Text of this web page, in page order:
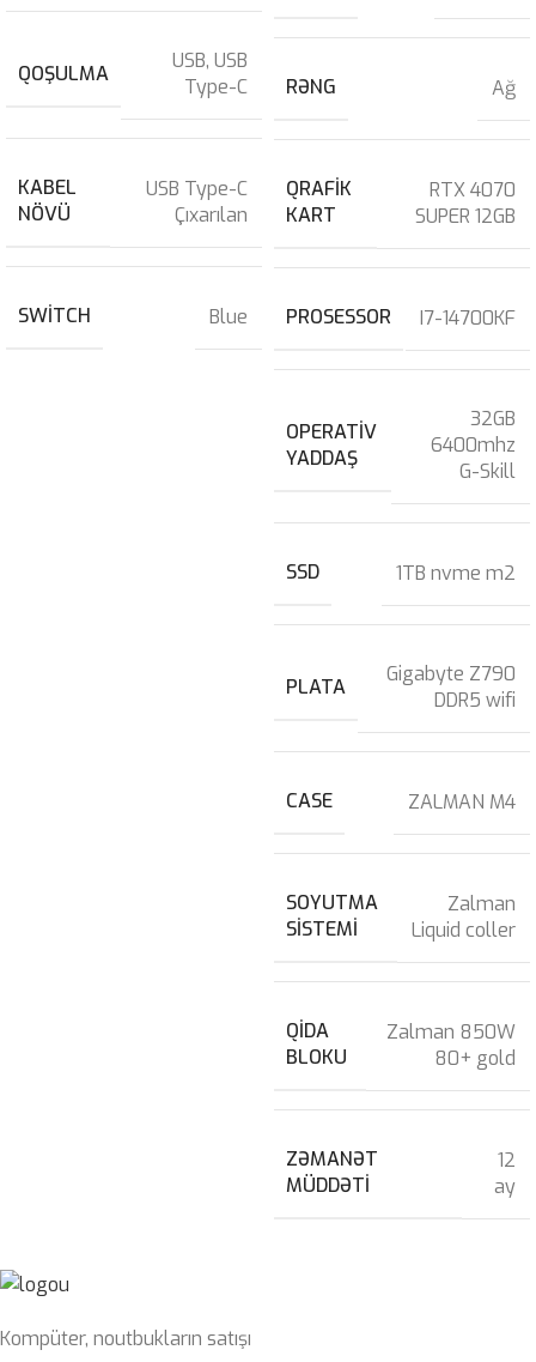
QOŞULMA USB, USB
Type-C
KABEL
NÖVÜ
USB Type-C
Çıxarılan
SWITCH Blue
RƏNG Ağ
QRAFIK
KART
RTX 4070
SUPER 12GB
PROSESSOR I7-14700KF
OPERATIV
YADDAŞ
32GB
6400mhz
G-Skill
SSD 1TB nvme m2
PLATA
Gigabyte Z790
DDR5 wifi
CASE ZALMAN M4
SOYUTMA
SISTEMI
Zalman
Liquid coller
QIDA
BLOKU
Zalman 850W
80+ gold
ZƏMANƏT
MÜDDƏTI
12
ay
Kompüter, noutbukların satışı